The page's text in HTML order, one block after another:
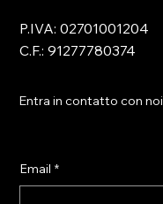
P.IVA: 02701001204
C.F.: 91277780374
Entra in contatto con noi
Email *